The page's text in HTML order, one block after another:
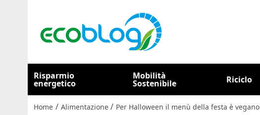
Risparmio
energetico
Mobilità
Sostenibile Riciclo
Home / Alimentazione / Per Halloween il menù della festa è vegano